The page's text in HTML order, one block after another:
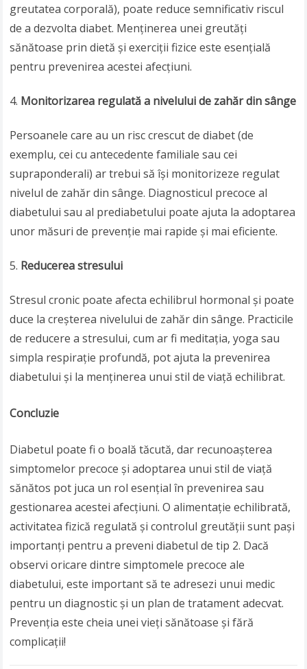
greutatea corporală), poate reduce semnificativ riscul
de a dezvolta diabet. Menținerea unei greutăți
sănătoase prin dietă și exerciții fizice este esențială
pentru prevenirea acestei afecțiuni.
Monitorizarea regulată a nivelului de zahăr din sânge
Persoanele care au un risc crescut de diabet (de
exemplu, cei cu antecedente familiale sau cei
supraponderali) ar trebui să își monitorizeze regulat
nivelul de zahăr din sânge. Diagnosticul precoce al
diabetului sau al prediabetului poate ajuta la adoptarea
unor măsuri de prevenție mai rapide și mai eficiente.
Reducerea stresului
Stresul cronic poate afecta echilibrul hormonal și poate
duce la creșterea nivelului de zahăr din sânge. Practicile
de reducere a stresului, cum ar fi meditația, yoga sau
simpla respirație profundă, pot ajuta la prevenirea
diabetului și la menținerea unui stil de viață echilibrat.
Concluzie
Diabetul poate fi o boală tăcută, dar recunoașterea
simptomelor precoce și adoptarea unui stil de viață
sănătos pot juca un rol esențial în prevenirea sau
gestionarea acestei afecțiuni. O alimentație echilibrată,
activitatea fizică regulată și controlul greutății sunt pași
importanți pentru a preveni diabetul de tip 2. Dacă
observi oricare dintre simptomele precoce ale
diabetului, este important să te adresezi unui medic
pentru un diagnostic și un plan de tratament adecvat.
Prevenția este cheia unei vieți sănătoase și fără
complicații!